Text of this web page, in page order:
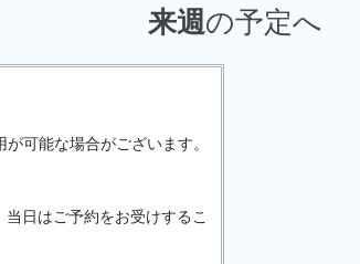
来週の予定へ
可能な場合がございます。
日はご予約をお受けするこ